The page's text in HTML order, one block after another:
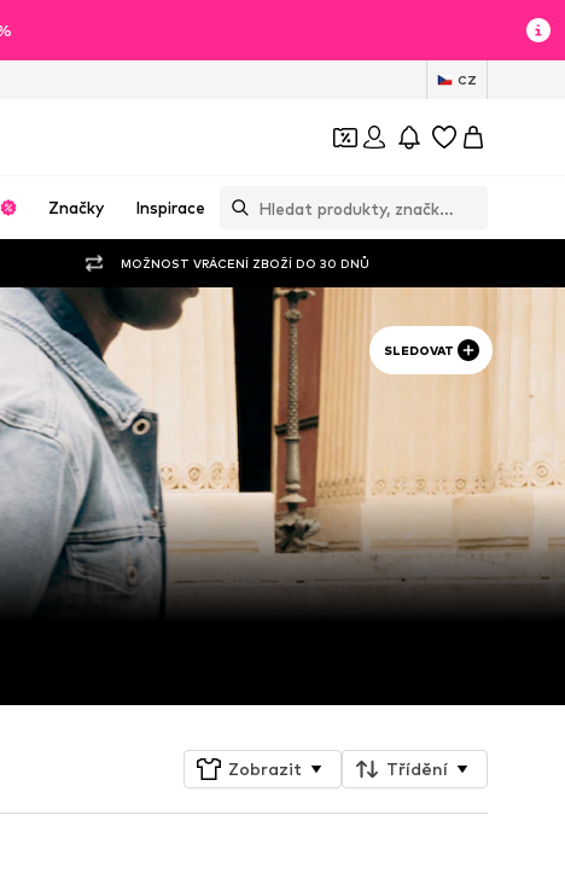
CZ
Značky Inspirace
MOŽNOST VRÁCENÍ ZBOŽÍ DO 30 DNŮ
SLEDOVAT
Zobrazit Třídění